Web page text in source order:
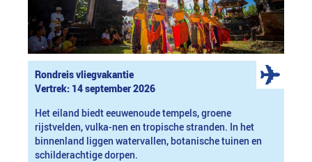
Rondreis vliegvakantie
Vertrek: 14 september 2026
Het eiland biedt eeuwenoude tempels, groene
rijstvelden, vulka-nen en tropische stranden. In het
binnenland liggen watervallen, botanische tuinen en
schilderachtige dorpen.